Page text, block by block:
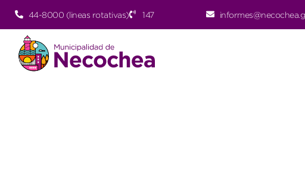
44-8000 (lineas rotativas) 147